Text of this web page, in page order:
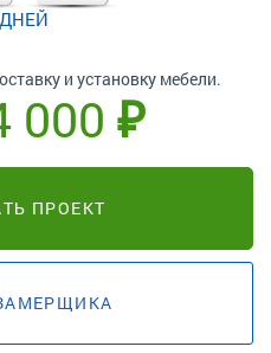
ДНЕЙ
и установку мебели.
000 ₽
ПРОЕКТ